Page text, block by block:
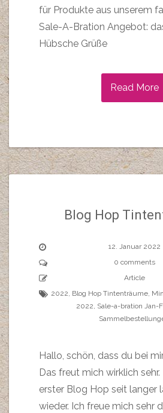
für Produkte aus unserem
Sale-A-Bration Angebot:
Hübsche Grüße
Read More
Blog Hop
12. Januar 2022
0 comments
Article
2022 Blog Hop Tintenträume
2022 Sale-a-bration Jan-
Hallo, schön, dass du bei
Das freut mich wirklich
erster Blog Hop seit langer
wieder. Ich freue mich sehr